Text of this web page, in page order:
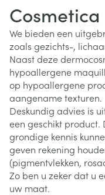
Cosmetica
We bieden een
zoals gezichts-,
Naast deze
hypoallergene
op hypoallergene
aangename texturen.
Deskundig advies is
een geschikt product.
grondige kennis
geven rekening
(pigmentvlekken,
Zo ben u zeker dat u
uw maat.